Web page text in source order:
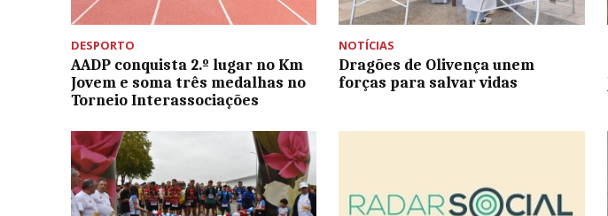
DESPORTO
AADP conquista 2.º lugar no Km
Jovem e soma três medalhas no
Torneio Interassociações
NOTÍCIAS
Dragões de Olivença unem
forças para salvar vidas